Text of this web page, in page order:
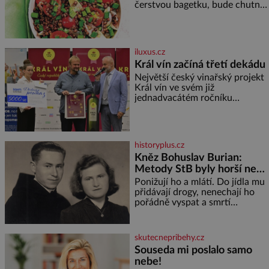
čerstvou bagetku, bude chutnat
cibule 2 lžíce
iluxus.cz
Král vín začíná třetí dekádu
Největší český vinařský projekt
Král vín ve svém již
jednadvacátém ročníku
historyplus.cz
Kněz Bohuslav Burian:
Metody StB byly horší než
gestapácké trýznění
Ponižují ho a mlátí. Do jídla mu
přidávají drogy, nenechají ho
pořádně vyspat a smrtí
estébákům podepíše všechno,
co po něm chtějí. Svým
podpisem jim potvrdí také to, že
na něj během výslechů nikdo
skutecnepribehy.cz
Souseda mi poslalo samo
nebe!